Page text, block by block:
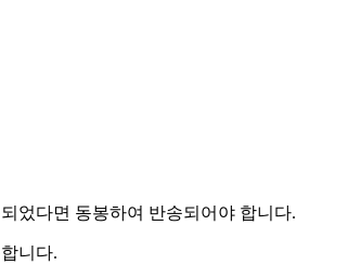
었다면 동봉하여 반송되어야 합니다.
니다.